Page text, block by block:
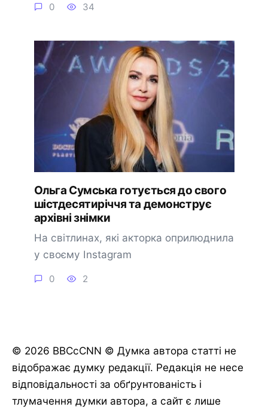
0 34
Ольга Сумська готується до свого
шістдесятиріччя та демонструє
архівні знімки
На світлинах, які акторка оприлюднила
у своєму Instagram
0 2
© 2026 BBCcCNN © Думка автора статті не
відображає думку редакції. Редакція не несе
відповідальності за обґрунтованість і
тлумачення думки автора, а сайт є лише